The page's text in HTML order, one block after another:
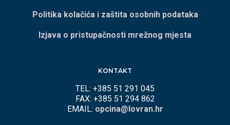
Politika kolačića i zaštita osobnih podataka
Izjava o pristupačnosti mrežnog mjesta
KONTAKT
TEL: +385 51 291 045
FAX: +385 51 294 862
EMAIL: opcina@lovran.hr